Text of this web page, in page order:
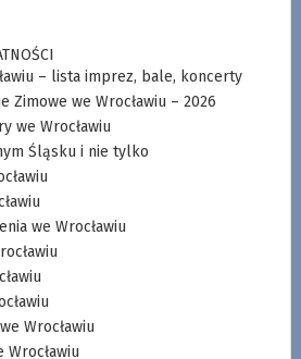
– lista imprez, bale, koncerty
Zimowe we Wrocławiu – 2026
we Wrocławiu
Śląsku i nie tylko
we Wrocławiu
Wrocławiu
Wrocławiu